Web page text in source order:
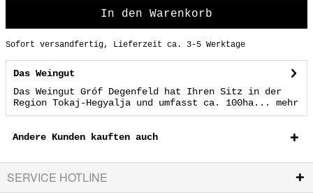
In den Warenkorb
Sofort versandfertig, Lieferzeit ca. 3-5 Werktage
Das Weingut
Das Weingut Gróf Degenfeld hat Ihren Sitz in der
Region Tokaj-Hegyalja und umfasst ca. 100ha...
mehr
Andere Kunden kauften auch
SERVICE HOTLINE